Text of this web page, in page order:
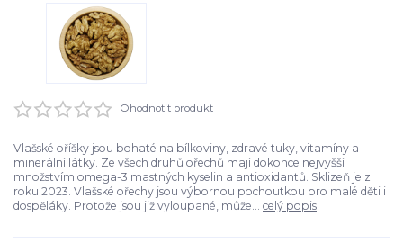
Ohodnotit produkt
Vlašské oříšky jsou bohaté na bílkoviny, zdravé tuky, vitamíny a
minerální látky. Ze všech druhů ořechů mají dokonce nejvyšší
množstvím omega-3 mastných kyselin a antioxidantů. Sklizeň je z
roku 2023. Vlašské ořechy jsou výbornou pochoutkou pro malé děti i
dospěláky. Protože jsou již vyloupané, může... celý popis